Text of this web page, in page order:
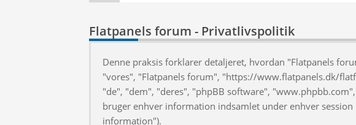
Flatpanels forum - Privatlivspolitik
Denne praksis forklarer detaljeret, hvordan "Flatpanels
"vores", "Flatpanels forum", "https://www.flatpanels.dk/
"de", "dem", "deres", "phpBB software",
bruger enhver information indsamlet under enhver
information").